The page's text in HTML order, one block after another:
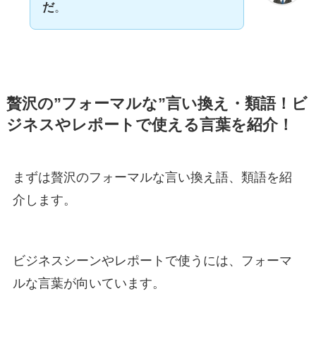
だ。
贅沢の”フォーマルな”言い換え・類語！ビ
ジネスやレポートで使える言葉を紹介！
まずは贅沢のフォーマルな言い換え語、類語を紹
介します。
ビジネスシーンやレポートで使うには、フォーマ
ルな言葉が向いています。